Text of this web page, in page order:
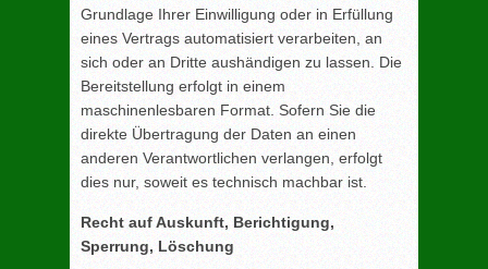
Grundlage Ihrer Einwilligung oder in Erfüllung
eines Vertrags automatisiert verarbeiten, an
sich oder an Dritte aushändigen zu lassen. Die
Bereitstellung erfolgt in einem
maschinenlesbaren Format. Sofern Sie die
direkte Übertragung der Daten an einen
anderen Verantwortlichen verlangen, erfolgt
dies nur, soweit es technisch machbar ist.
Recht auf Auskunft, Berichtigung,
Sperrung, Löschung